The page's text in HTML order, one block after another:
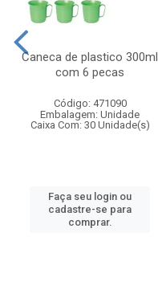
Caneca de plastico 300ml
com 6 pecas
Código: 471090
Embalagem: Unidade
Caixa Com: 30 Unidade(s)
Faça seu login ou
cadastre-se para
comprar.